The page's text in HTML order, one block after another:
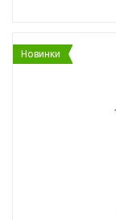
Новинки